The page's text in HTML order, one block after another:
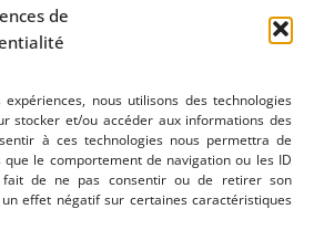
de
nous utilisons des technologies
stocker et/ou accéder aux informations des
à ces technologies nous permettra de
le comportement de navigation ou les ID
de ne pas consentir ou de retirer son
effet négatif sur certaines caractéristiques
de montage
Conseils